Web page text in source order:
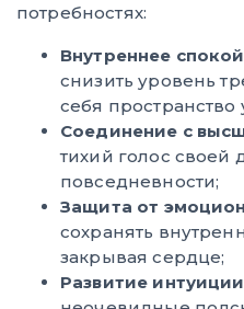
потребностях:
Внутреннее
снизить уровень
себя пространство
Соединение с
тихий голос своей
повседневности;
Защита от
сохранять
закрывая сердце;
Развитие интуиции